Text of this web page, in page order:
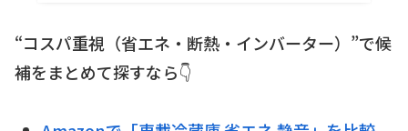
“コスパ重視（省エネ・断熱・インバーター）”で候
補をまとめて探すなら👇